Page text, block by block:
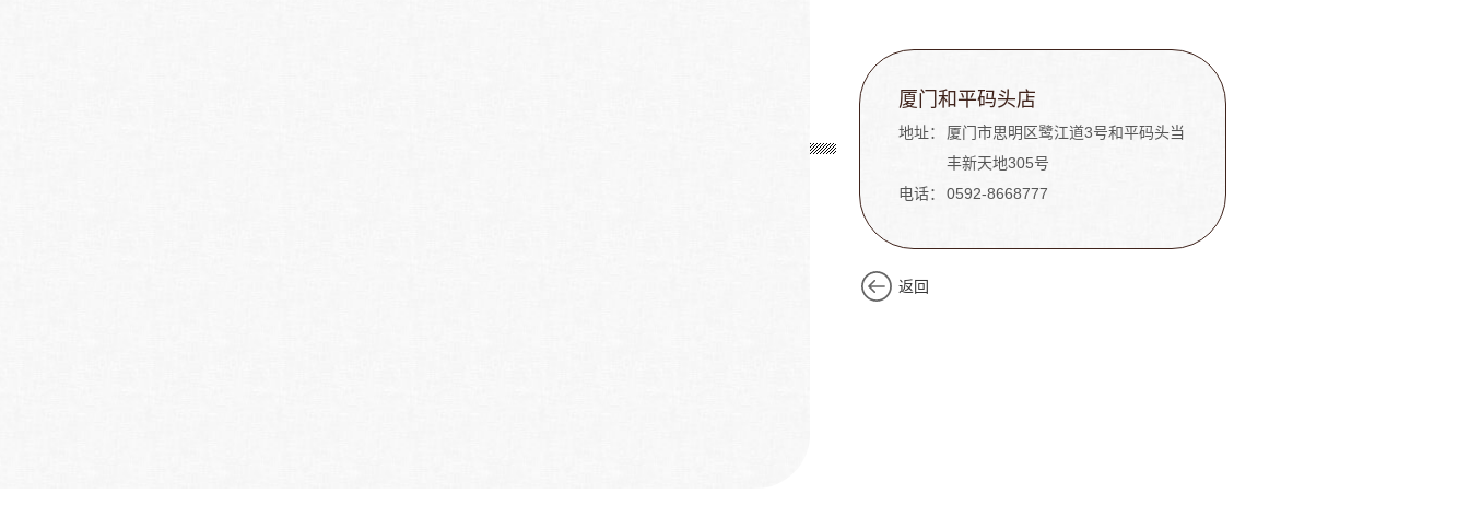
厦门和平码头店
地址：
厦门市思明区鹭江道3号和平码头当
丰新天地305号
电话：
0592-8668777
返回